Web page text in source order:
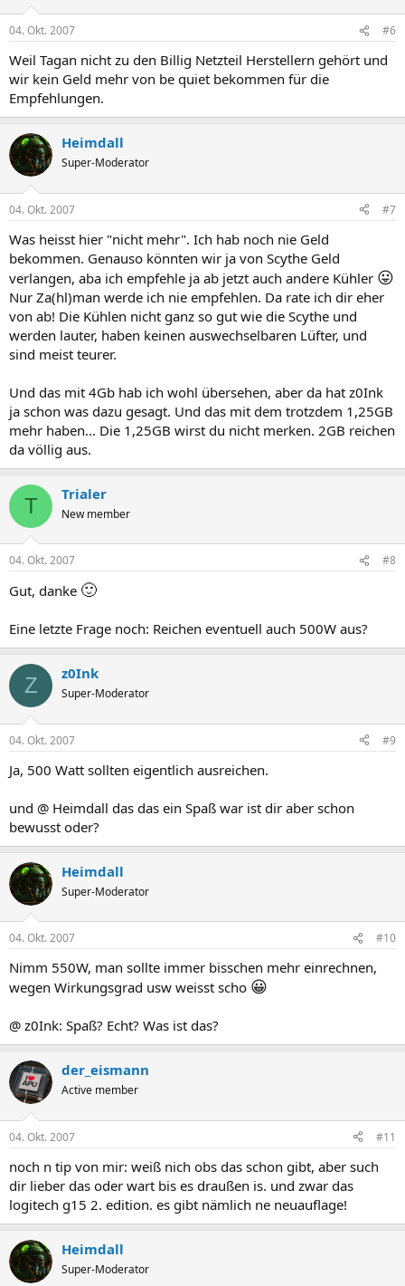
04. Okt. 2007 #6
Weil Tagan nicht zu den Billig Netzteil Herstellern gehört und
wir kein Geld mehr von be quiet bekommen für die
Empfehlungen.
Heimdall
Super-Moderator
04. Okt. 2007 #7
Was heisst hier "nicht mehr". Ich hab noch nie Geld
bekommen. Genauso könnten wir ja von Scythe Geld
verlangen, aba ich empfehle ja ab jetzt auch andere Kühler 😛
Nur Za(hl)man werde ich nie empfehlen. Da rate ich dir eher
von ab! Die Kühlen nicht ganz so gut wie die Scythe und
werden lauter, haben keinen auswechselbaren Lüfter, und
sind meist teurer.
Und das mit 4Gb hab ich wohl übersehen, aber da hat z0Ink
ja schon was dazu gesagt. Und das mit dem trotzdem 1,25GB
mehr haben... Die 1,25GB wirst du nicht merken. 2GB reichen
da völlig aus.
T Trialer
New member
04. Okt. 2007 #8
Gut, danke 🙂
Eine letzte Frage noch: Reichen eventuell auch 500W aus?
Z z0Ink
Super-Moderator
04. Okt. 2007 #9
Ja, 500 Watt sollten eigentlich ausreichen.
und @ Heimdall das das ein Spaß war ist dir aber schon
bewusst oder?
Heimdall
Super-Moderator
04. Okt. 2007 #10
Nimm 550W, man sollte immer bisschen mehr einrechnen,
wegen Wirkungsgrad usw weisst scho 😀
@ z0Ink: Spaß? Echt? Was ist das?
der_eismann
Active member
04. Okt. 2007 #11
noch n tip von mir: weiß nich obs das schon gibt, aber such
dir lieber das oder wart bis es draußen is. und zwar das
logitech g15 2. edition. es gibt nämlich ne neuauflage!
Heimdall
Super-Moderator